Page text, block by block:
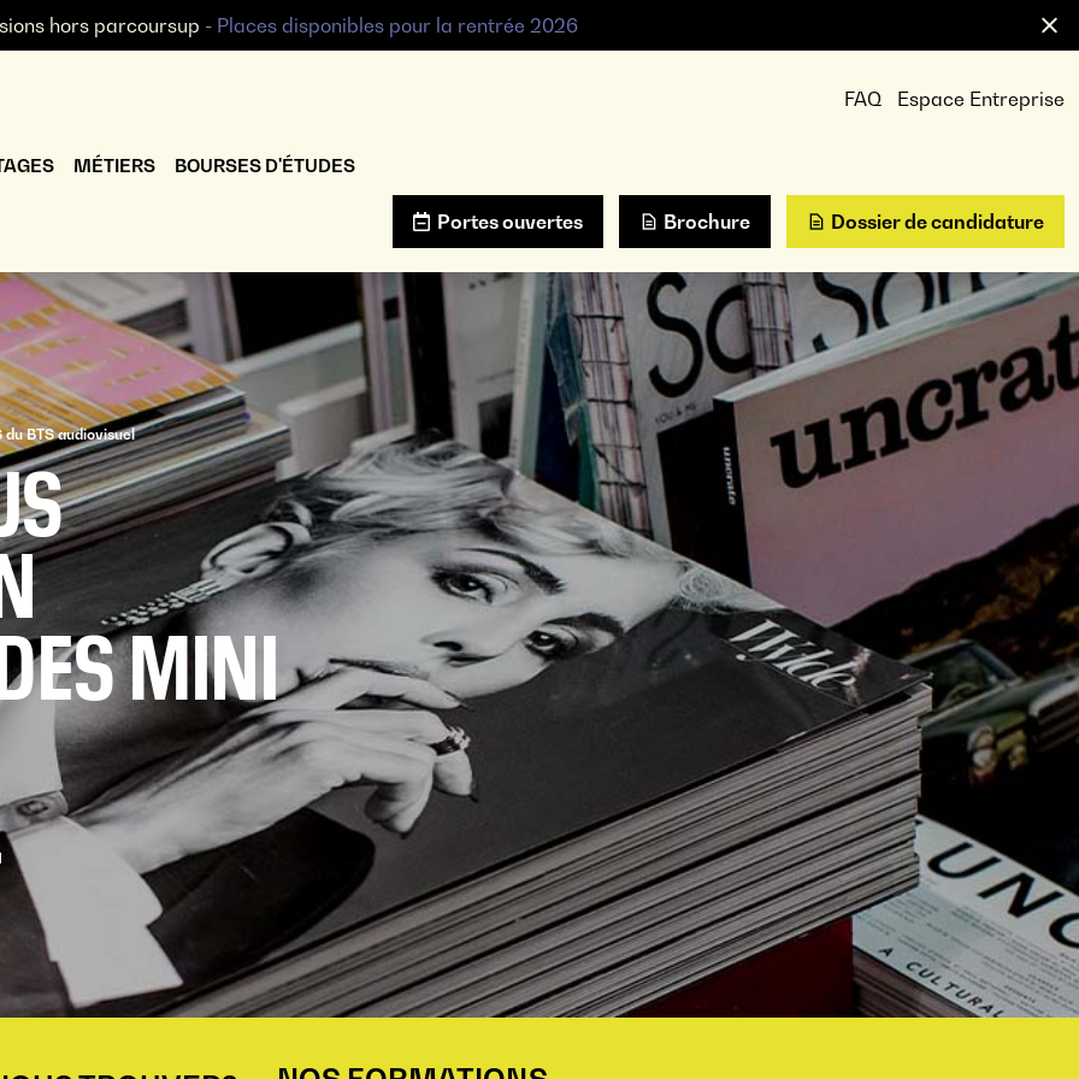
BTS audiovisuel
MINI
hors parcoursup - Places disponibles pour la rentrée 2026
FAQ Espace Entreprise
MÉTIERS BOURSES D'ÉTUDES
Portes ouvertes Brochure Dossier de candidature